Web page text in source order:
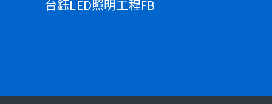
台鈺LED照明工程FB